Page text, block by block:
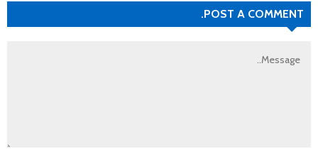
POST A COMMENT.